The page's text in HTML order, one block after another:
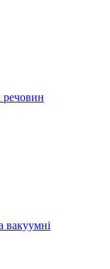
речовин
вакуумні